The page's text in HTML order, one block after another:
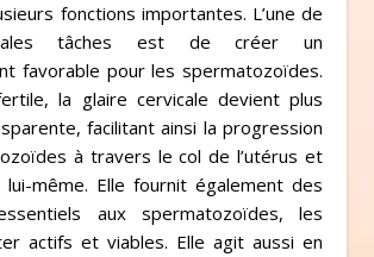
fonctions importantes. L’une de
tâches est de créer un
favorable pour les spermatozoïdes.
la glaire cervicale devient plus
facilitant ainsi la progression
à travers le col de l’utérus et
lui-même. Elle fournit également des
aux spermatozoïdes, les
actifs et viables. Elle agit aussi en